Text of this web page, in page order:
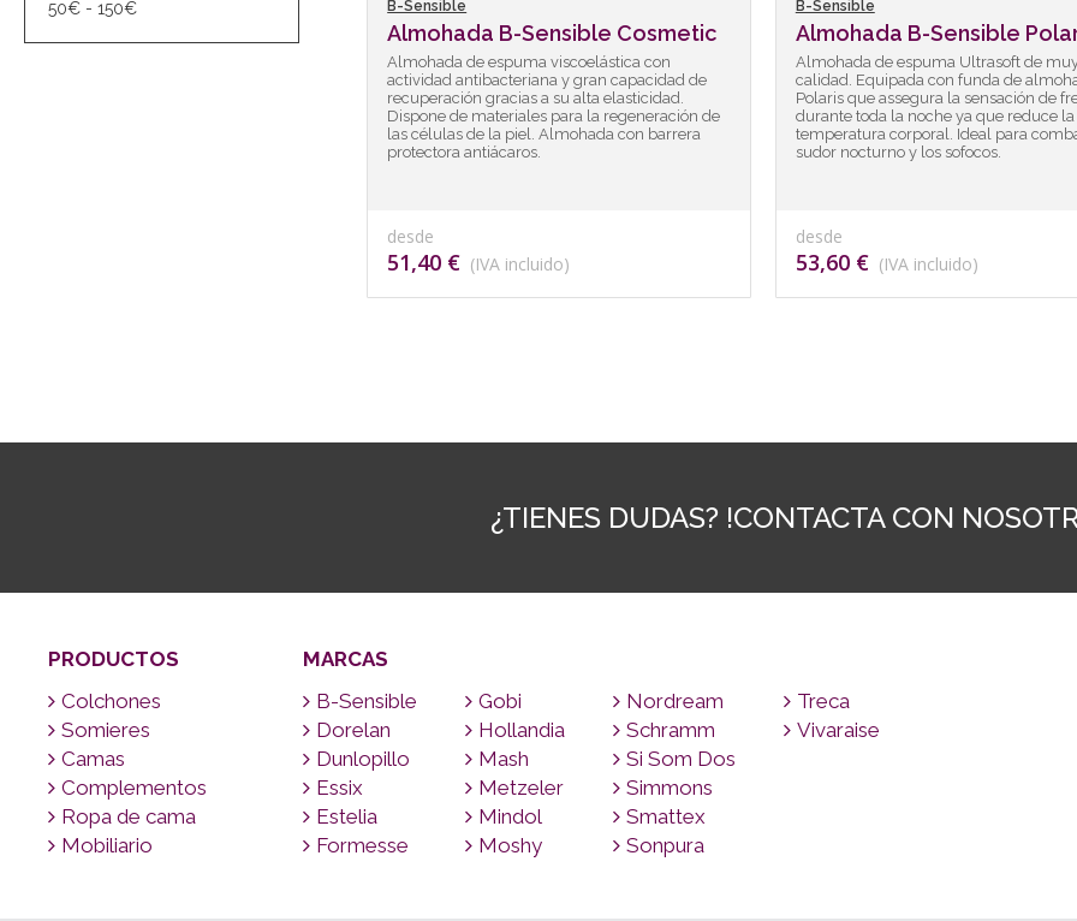
B-Sensible
Almohada B-Sensible Cosmetic
Almohada de espuma viscoelástica con
actividad antibacteriana y gran capacidad de
recuperación gracias a su alta elasticidad.
Dispone de materiales para la regeneración de
las células de la piel. Almohada con barrera
protectora antiácaros.
desde
51,40 € (IVA incluido)
B-Sensible
Almohada B-Sensible
Almohada de espuma Ultrasoft de
calidad. Equipada con funda de
Polaris que assegura la sensación de
durante toda la noche ya que reduce la
temperatura corporal. Ideal para
sudor nocturno y los sofocos.
desde
53,60 €(IVA incluido)
¿TIENES DUDAS? !CONTACTA CON
PRODUCTOS
Colchones
Somieres
Camas
Complementos
Ropa de cama
Mobiliario
MARCAS
B-Sensible
Dorelan
Dunlopillo
Essix
Estelia
Formesse
Gobi
Hollandia
Mash
Metzeler
Mindol
Moshy
Nordream
Schramm
Si Som Dos
Simmons
Smattex
Sonpura
Treca
Vivaraise